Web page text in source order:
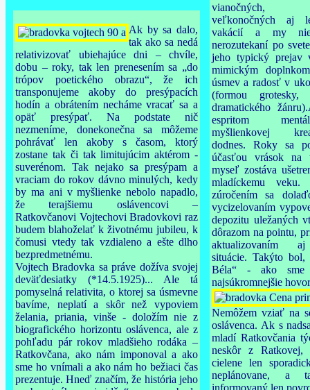
Ak by sa dalo,
tak ako sa nedá
relativizovať ubiehajúce dni – chvíle,
dobu – roky, tak len prenesením sa „do
trópov poetického obrazu“, že ich
transponujeme akoby do presýpacích
hodín a obrátením necháme vracať sa a
opäť presýpať. Na podstate nič
nezmeníme, donekonečna sa môžeme
pohrávať len akoby s časom, ktorý
zostane tak či tak limitujúcim aktérom -
suverénom. Tak nejako sa presýpam a
vraciam do rokov dávno minulých, kedy
by ma ani v myšlienke nebolo napadlo,
že terajšiemu oslávencovi –
Ratkovčanovi Vojtechovi Bradovkovi raz
budem blahoželať k životnému jubileu, k
čomusi vtedy tak vzdialeno a ešte dlho
bezpredmetnému.
Vojtech Bradovka sa práve dožíva svojej
deväťdesiatky (*14.5.1925)... Ale tá
pomyselná relativita, o ktorej sa úsmevne
bavíme, neplatí a skôr než vypoviem
želania, priania, vinše - doložím nie z
biografického horizontu oslávenca, ale z
pohľadu pár rokov mladšieho rodáka –
Ratkovčana, ako nám imponoval a ako
sme ho vnímali a ako nám ho bežiaci čas
prezentuje. Hneď značím, že história jeho
vianočných,
veľkonočných aj
vakácií a my
nerozutekaní po
jeho typický prejav
mimickým
úsmev a radosť v
(formou
dramatického
espritom
myšlienkovej
dodnes. Roky sa
účasťou vrások
myseľ zostáva
mladíckemu
zúročením sa
vycizelovaním
depozitu uležaných
dôrazom na pointu,
aktualizovaním aj
situácie. Takýto bol,
Béla“ - ako
najsúkromnejšie
Nemôžem vziať na
oslávenca. Ak s
mladí Ratkovčania
neskôr z Ratkovej,
cielene len
neplánovane, a
informovaný len